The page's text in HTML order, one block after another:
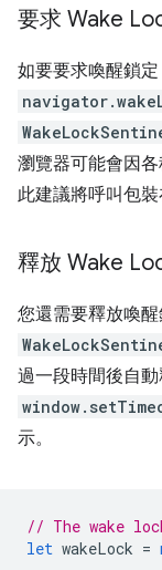
要求 Wake
如要要求喚醒鎖
瀏覽器可能會因
此建議將呼叫包
釋放 Wake
您還需要釋放喚
過一段時間後自
示。
// The wake
let wakeLock =